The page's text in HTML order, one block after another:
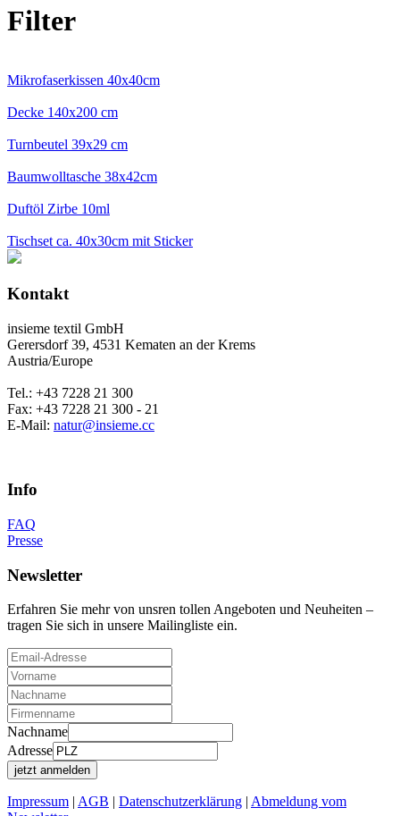
Filter
Mikrofaserkissen 40x40cm
Decke 140x200 cm
Turnbeutel 39x29 cm
Baumwolltasche 38x42cm
Duftöl Zirbe 10ml
Tischset ca. 40x30cm mit Sticker
Kontakt
insieme textil GmbH
Gerersdorf 39, 4531 Kematen an der Krems
Austria/Europe
Tel.: +43 7228 21 300
Fax: +43 7228 21 300 - 21
E-Mail: natur@insieme.cc
Info
FAQ
Presse
Newsletter
Erfahren Sie mehr von unsren tollen Angeboten und Neuheiten –
tragen Sie sich in unsere Mailingliste ein.
Nachname
Adresse
Impressum AGB Datenschutzerklärung Abmeldung vom